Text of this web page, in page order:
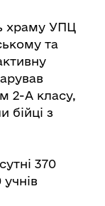
храму УПЦ
та
2-А класу,
бійці з
370